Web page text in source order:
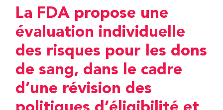
La FDA propose une
évaluation individuelle
des risques pour les dons
de sang, dans le cadre
d’une révision des